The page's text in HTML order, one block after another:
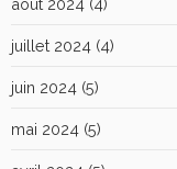
juillet 2024 (4)
juin 2024 (5)
mai 2024 (5)